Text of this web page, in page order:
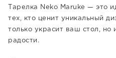
Тарелка Neko Maruke — это
тех, кто ценит уникальный
только украсит ваш стол, но
радости.